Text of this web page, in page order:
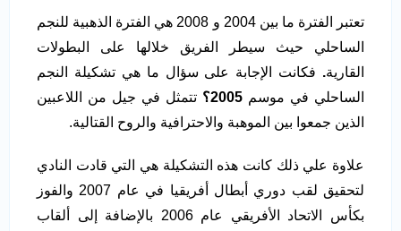
تعتبر الفترة ما بين 2004 و 2008 هي الفترة الذهبية للنجم
الساحلي حيث سيطر الفريق خلالها على البطولات
القارية. فكانت الإجابة على سؤال ما هي تشكيلة النجم
الساحلي في موسم
تتمثل في جيل من اللاعبين
الذين جمعوا بين الموهبة والاحترافية والروح القتالية.
علاوة علي ذلك كانت هذه التشكيلة هي التي قادت النادي
لتحقيق لقب دوري أبطال أفريقيا في عام 2007 والفوز
بكأس الاتحاد الأفريقي عام 2006 بالإضافة إلى ألقاب